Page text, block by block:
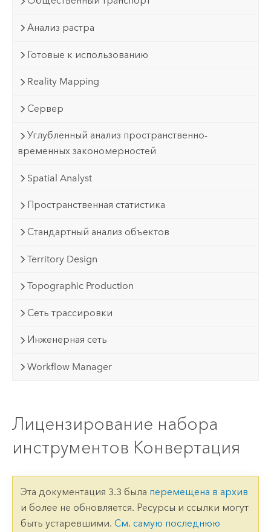
Анализ растра
Готовые к использованию
Reality Mapping
Сервер
Углубленный анализ пространственно-
временных закономерностей
Spatial Analyst
Пространственная статистика
Стандартный анализ объектов
Territory Design
Topographic Production
Сеть трассировки
Инженерная сеть
Workflow Manager
Лицензирование набора
инструментов Конвертация
Эта документация 3.3 была перемещена в архив
и более не обновляется. Ресурсы и ссылки могут
быть устаревшими. См. самую последнюю